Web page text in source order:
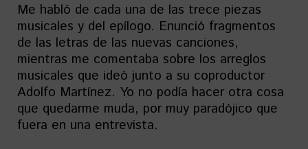
Me habló de cada una de las trece piezas
musicales y del epílogo. Enunció fragmentos
de las letras de las nuevas canciones,
mientras me comentaba sobre los arreglos
musicales que ideó junto a su coproductor
Adolfo Martínez. Yo no podía hacer otra cosa
que quedarme muda, por muy paradójico que
fuera en una entrevista.